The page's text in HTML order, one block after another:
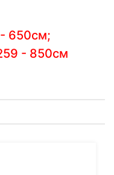
650см;
- 850см